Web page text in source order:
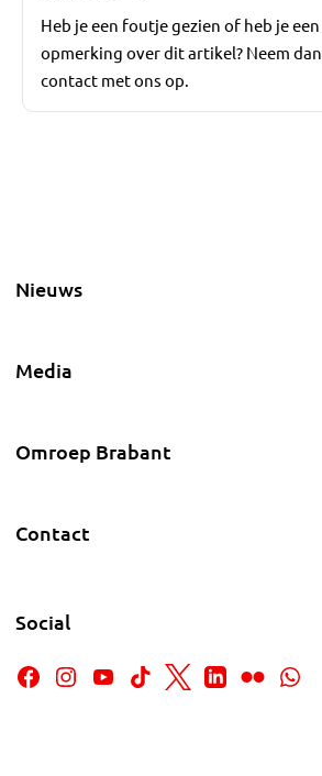
Heb je een foutje gezien of heb je een
opmerking over dit artikel? Neem dan
contact met ons op.
Nieuws
Media
Omroep Brabant
Contact
Social